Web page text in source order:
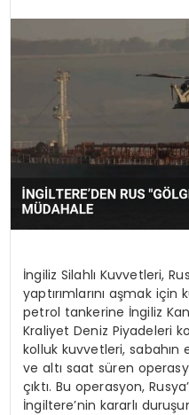
YAŞAM
İngiliz Silahlı Kuvvetleri,
yaptırımlarını aşmak için
petrol tankerine İngiliz
Kraliyet Deniz Piyadeleri
kolluk kuvvetleri,
ve altı saat süren
çıktı. Bu operasyon,
İngiltere’nin kararlı